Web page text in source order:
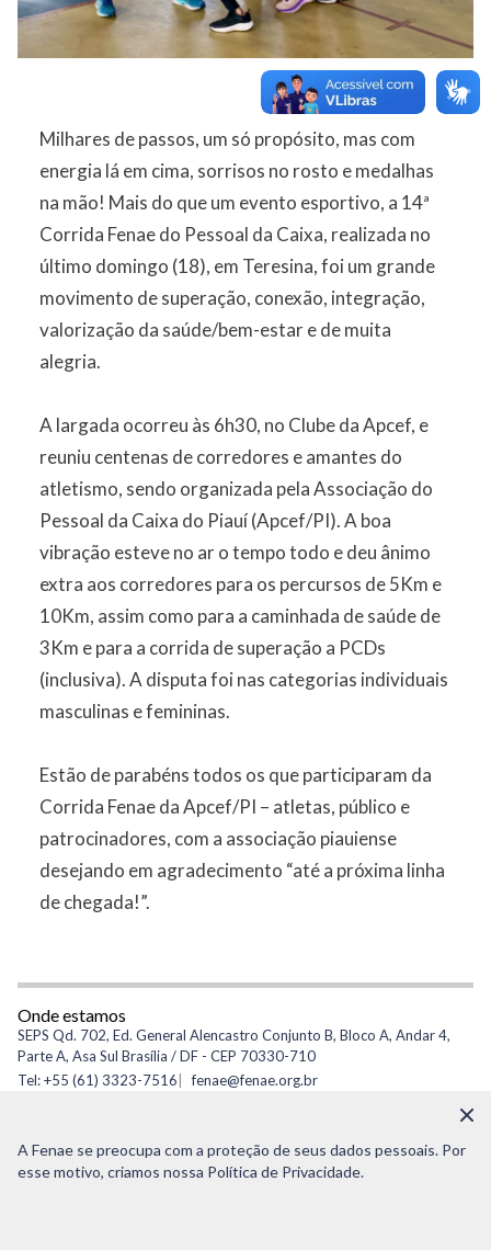
Milhares de passos, um só propósito, mas com
energia lá em cima, sorrisos no rosto e medalhas
na mão! Mais do que um evento esportivo, a 14ª
Corrida Fenae do Pessoal da Caixa, realizada no
último domingo (18), em Teresina, foi um grande
movimento de superação, conexão, integração,
valorização da saúde/bem-estar e de muita
alegria.
A largada ocorreu às 6h30, no Clube da Apcef, e
reuniu centenas de corredores e amantes do
atletismo, sendo organizada pela Associação do
Pessoal da Caixa do Piauí (Apcef/PI). A boa
vibração esteve no ar o tempo todo e deu ânimo
extra aos corredores para os percursos de 5Km e
10Km, assim como para a caminhada de saúde de
3Km e para a corrida de superação a PCDs
(inclusiva). A disputa foi nas categorias individuais
masculinas e femininas.
Estão de parabéns todos os que participaram da
Corrida Fenae da Apcef/PI – atletas, público e
patrocinadores, com a associação piauiense
desejando em agradecimento “até a próxima linha
de chegada!”.
Onde estamos
SEPS Qd. 702, Ed. General Alencastro Conjunto B, Bloco A, Andar 4,
Parte A, Asa Sul Brasília / DF - CEP 70330-710
Tel: +55 (61) 3323-7516
fenae@fenae.org.br
A Fenae se preocupa com a proteção de seus dados pessoais. Por
esse motivo, criamos nossa Política de Privacidade.